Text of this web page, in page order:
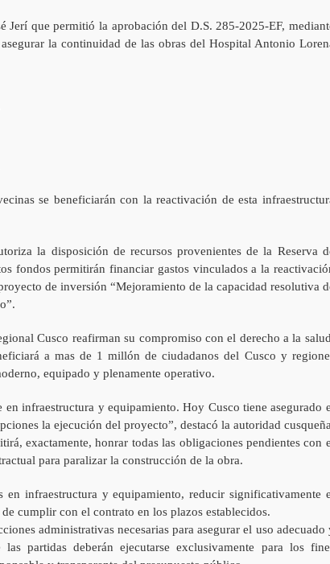
Jerí que permitió la aprobación del D.S. 285-2025-EF,
la continuidad de las obras del Hospital Antonio
se beneficiarán con la reactivación de esta
la disposición de recursos provenientes de la Reserva
fondos permitirán financiar gastos vinculados a la
de inversión “Mejoramiento de la capacidad resolutiva
Cusco reafirman su compromiso con el derecho a la
a mas de 1 millón de ciudadanos del Cusco y
equipado y plenamente operativo.
infraestructura y equipamiento. Hoy Cusco tiene asegurado
la ejecución del proyecto”, destacó la autoridad
exactamente, honrar todas las obligaciones pendientes con
para paralizar la construcción de la obra.
infraestructura y equipamiento, reducir significativamente
cumplir con el contrato en los plazos establecidos.
administrativas necesarias para asegurar el uso adecuado
partidas deberán ejecutarse exclusivamente para los